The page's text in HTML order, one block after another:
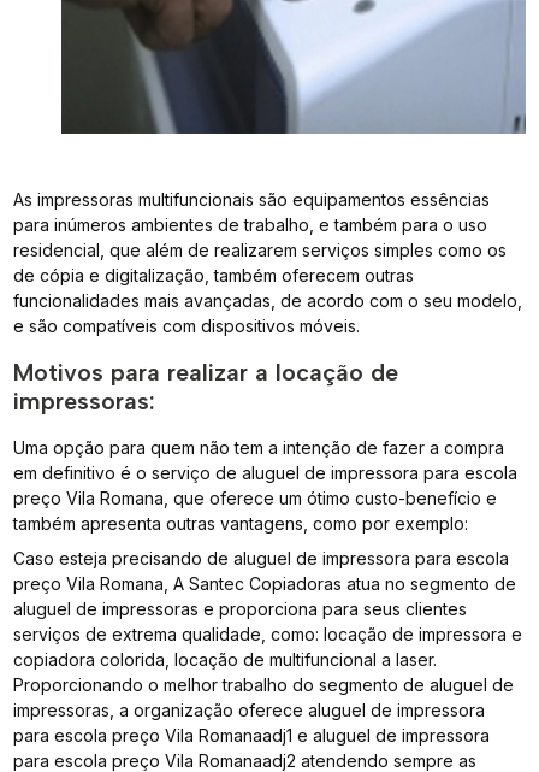
As impressoras multifuncionais são equipamentos essências
para inúmeros ambientes de trabalho, e também para o uso
residencial, que além de realizarem serviços simples como os
de cópia e digitalização, também oferecem outras
funcionalidades mais avançadas, de acordo com o seu modelo,
e são compatíveis com dispositivos móveis.
Motivos para realizar a locação de
impressoras:
Uma opção para quem não tem a intenção de fazer a compra
em definitivo é o serviço de aluguel de impressora para escola
preço Vila Romana, que oferece um ótimo custo-benefício e
também apresenta outras vantagens, como por exemplo:
Caso esteja precisando de aluguel de impressora para escola
preço Vila Romana, A Santec Copiadoras atua no segmento de
aluguel de impressoras e proporciona para seus clientes
serviços de extrema qualidade, como: locação de impressora e
copiadora colorida, locação de multifuncional a laser.
Proporcionando o melhor trabalho do segmento de aluguel de
impressoras, a organização oferece aluguel de impressora
para escola preço Vila Romanaadj1 e aluguel de impressora
para escola preço Vila Romanaadj2 atendendo sempre as